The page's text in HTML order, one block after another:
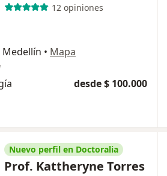
12 opiniones
Medellín • Mapa
desde $ 100.000
Nuevo perfil en Doctoralia
Prof. Kattheryne Torres